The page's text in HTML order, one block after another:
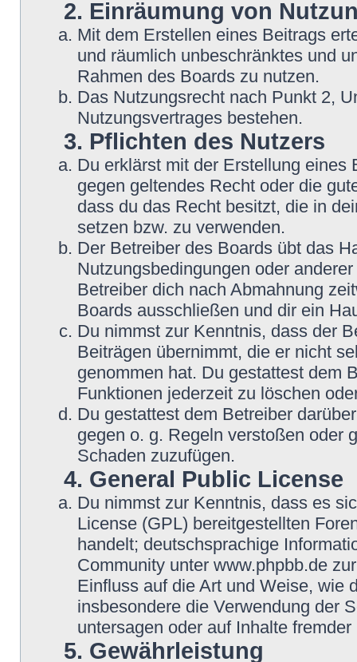
2. Einräumung von
Mit dem Erstellen eines Beitrags
und räumlich unbeschränktes und
Rahmen des Boards zu nutzen.
Das Nutzungsrecht nach Punkt 2,
Nutzungsvertrages bestehen.
3. Pflichten des Nutzers
Du erklärst mit der Erstellung eines
gegen geltendes Recht oder die
dass du das Recht besitzt, die in
setzen bzw. zu verwenden.
Der Betreiber des Boards übt das
Nutzungsbedingungen oder
Betreiber dich nach Abmahnung
Boards ausschließen und dir ein
Du nimmst zur Kenntnis, dass der
Beiträgen übernimmt, die er nicht
genommen hat. Du gestattest dem
Funktionen jederzeit zu löschen
Du gestattest dem Betreiber
gegen o. g. Regeln verstoßen oder
Schaden zuzufügen.
4. General Public License
Du nimmst zur Kenntnis, dass es
License (GPL) bereitgestellten
handelt; deutschsprachige
Community unter www.phpbb.de
Einfluss auf die Art und Weise, wie
insbesondere die Verwendung der
untersagen oder auf Inhalte
5. Gewährleistung